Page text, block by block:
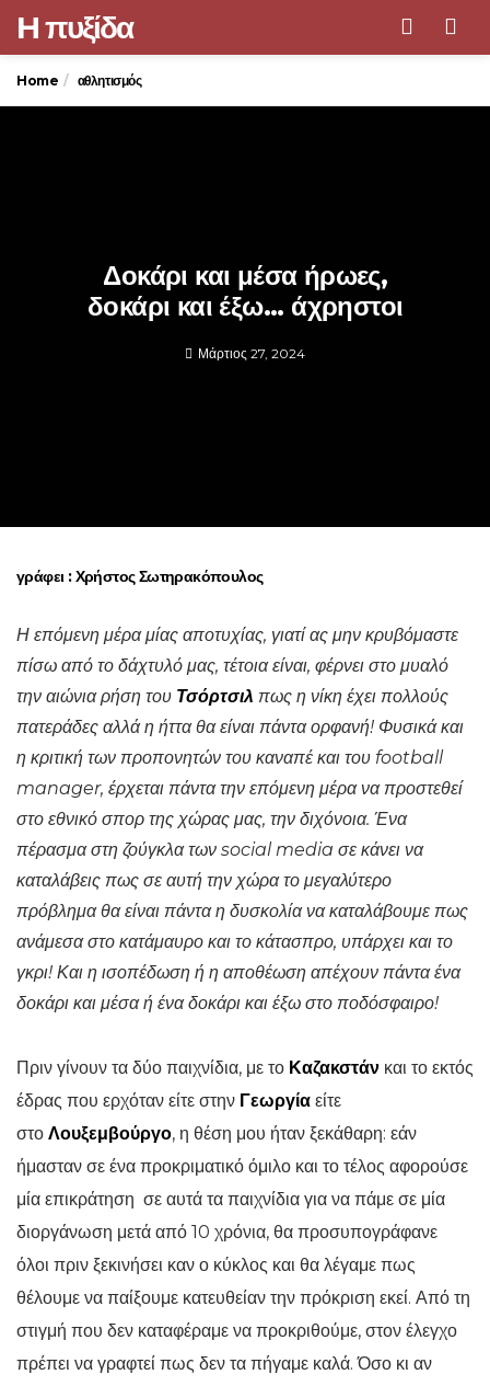
H πυξίδα
Home αθλητισμός
Δοκάρι και μέσα ήρωες,
δοκάρι και έξω... άχρηστοι
Μάρτιος 27, 2024
γράφει :Χρήστος Σωτηρακόπουλος
Η επόμενη μέρα μίας αποτυχίας, γιατί ας μην κρυβόμαστε
πίσω από το δάχτυλό μας, τέτοια είναι, φέρνει στο μυαλό
την αιώνια ρήση του Τσόρτσιλ πως η νίκη έχει πολλούς
πατεράδες αλλά η ήττα θα είναι πάντα ορφανή! Φυσικά και
η κριτική των προπονητών του καναπέ και του football
manager, έρχεται πάντα την επόμενη μέρα να προστεθεί
στο εθνικό σπορ της χώρας μας, την διχόνοια. Ένα
πέρασμα στη ζούγκλα των social media σε κάνει να
καταλάβεις πως σε αυτή την χώρα το μεγαλύτερο
πρόβλημα θα είναι πάντα η δυσκολία να καταλάβουμε πως
ανάμεσα στο κατάμαυρο και το κάτασπρο, υπάρχει και το
γκρι! Και η ισοπέδωση ή η αποθέωση απέχουν πάντα ένα
δοκάρι και μέσα ή ένα δοκάρι και έξω στο ποδόσφαιρο!
Πριν γίνουν τα δύο παιχνίδια, με το Καζακστάν και το εκτός
έδρας που ερχόταν είτε στην Γεωργία είτε
στο Λουξεμβούργο, η θέση μου ήταν ξεκάθαρη: εάν
ήμασταν σε ένα προκριματικό όμιλο και το τέλος αφορούσε
μία επικράτηση σε αυτά τα παιχνίδια για να πάμε σε μία
διοργάνωση μετά από 10 χρόνια, θα προσυπογράφανε
όλοι πριν ξεκινήσει καν ο κύκλος και θα λέγαμε πως
θέλουμε να παίξουμε κατευθείαν την πρόκριση εκεί. Από τη
στιγμή που δεν καταφέραμε να προκριθούμε, στον έλεγχο
πρέπει να γραφτεί πως δεν τα πήγαμε καλά. Όσο κι αν